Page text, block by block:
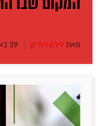
מאת לירון רודיק 29 באפריל 2024